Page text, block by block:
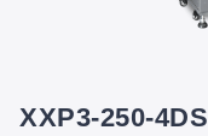
XXP3-250-4DS